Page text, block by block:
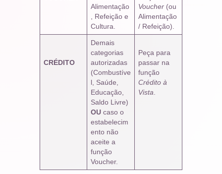
Alimentação
, Refeição e
Cultura.
Voucher (ou
Alimentação
/ Refeição).
CRÉDITO
Demais
categorias
autorizadas
(Combustíve
l, Saúde,
Educação,
Saldo Livre)
OU caso o
estabelecim
ento não
aceite a
função
Voucher.
Peça para
passar na
função
Crédito à
Vista.